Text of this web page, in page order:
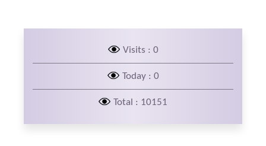
Visits : 0
Today : 0
Total : 10151